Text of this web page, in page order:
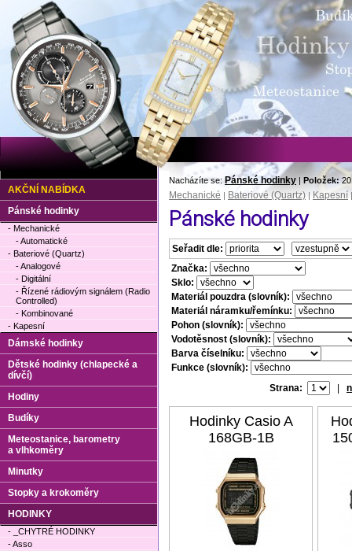
Nacházíte se: Pánské hodinky | Položek:
Mechanické | Bateriové (Quartz) | Kapesní |
Pánské hodinky
Seřadit dle:
Značka:
Sklo:
Materiál pouzdra (slovník):
Materiál náramku/řemínku:
Pohon (slovník):
Vodotěsnost (slovník):
Barva číselníku:
Funkce (slovník):
Strana:
Hodinky Casio A
168GB-1B
AKČNÍ NABÍDKA
Pánské hodinky
- Mechanické
- Automatické
- Bateriové (Quartz)
- Analogové
- Digitální
- Řízené rádiovým signálem (Radio
Controlled)
- Kombinované
- Kapesní
Dámské hodinky
Dětské hodinky (chlapecké a
dívčí)
Hodiny
Budíky
Meteostanice, barometry
a vlhkoměry
Minutky
Stopky a krokoměry
HODINKY
- _CHYTRÉ HODINKY
- Asso